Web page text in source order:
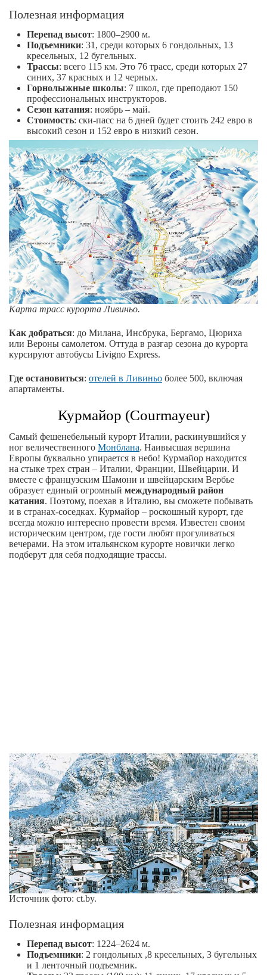
Полезная информация
Перепад высот: 1800–2900 м.
Подъемники: 31, среди которых 6 гондольных, 13
кресельных, 12 бугельных.
Трассы: всего 115 км. Это 76 трасс, среди которых 27
синих, 37 красных и 12 черных.
Горнолыжные школы: 7 школ, где преподают 150
профессиональных инструкторов.
Сезон катания: ноябрь – май.
Стоимость: ски-пасс на 6 дней будет стоить 242 евро в
высокий сезон и 152 евро в низкий сезон.
Карта трасс курорта Ливиньо.
Как добраться: до Милана, Инсбрука, Бергамо, Цюриха
или Вероны самолетом. Оттуда в разгар сезона до курорта
курсируют автобусы Livigno Express.
Где остановиться: отелей в Ливиньо более 500, включая
апартаменты.
Курмайор (Courmayeur)
Самый фешенебельный курорт Италии, раскинувшийся у
ног величественного Монблана. Наивысшая вершина
Европы буквально упирается в небо! Курмайор находится
на стыке трех стран – Италии, Франции, Швейцарии. И
вместе с французским Шамони и швейцарским Вербье
образует единый огромный международный район
катания. Поэтому, поехав в Италию, вы сможете побывать
и в странах-соседках. Курмайор – роскошный курорт, где
всегда можно интересно провести время. Известен своим
историческим центром, где гости любят прогуливаться
вечерами. На этом итальянском курорте новички легко
подберут для себя подходящие трассы.
Источник фото: ct.by.
Полезная информация
Перепад высот: 1224–2624 м.
Подъемники: 2 гондольных ,8 кресельных, 3 бугельных
и 1 ленточный подъемник.